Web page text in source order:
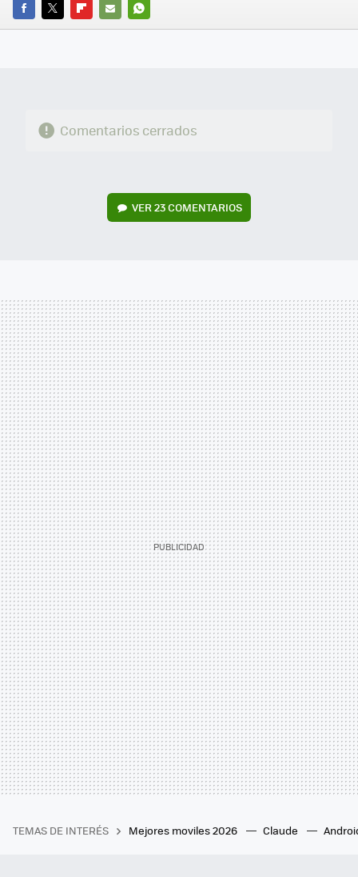
FACEBOOK
TWITTERFLIPBOARD
E-
WHATSAPP
Comentarios cerrados
VER23 COMENTARIOS
TEMAS DE INTERÉS Mejores moviles 2026 Claude